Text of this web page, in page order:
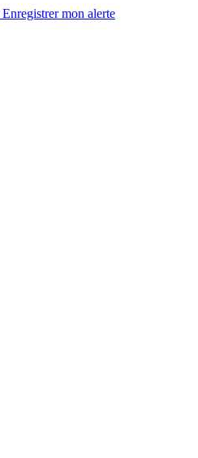
Enregistrermon alerte